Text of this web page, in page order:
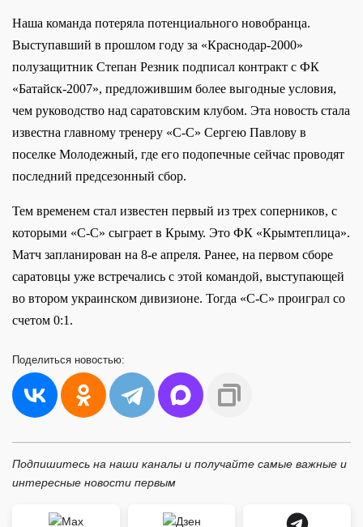
Наша команда потеряла потенциального новобранца.
Выступавший в прошлом году за «Краснодар-2000»
полузащитник Степан Резник подписал контракт с ФК
«Батайск-2007», предложившим более выгодные условия,
чем руководство над саратовским клубом. Эта новость стала
известна главному тренеру «С-С» Сергею Павлову в
поселке Молодежный, где его подопечные сейчас проводят
последний предсезонный сбор.
Тем временем стал известен первый из трех соперников, с
которыми «С-С» сыграет в Крыму. Это ФК «Крымтеплица».
Матч запланирован на 8-е апреля. Ранее, на первом сборе
саратовцы уже встречались с этой командой, выступающей
во втором украинском дивизионе. Тогда «С-С» проиграл со
счетом 0:1.
Поделиться новостью:
Подпишитесь на наши каналы и получайте самые важные и
интересные новости первым